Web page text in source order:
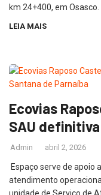
km 24+400, em
LEIA MAIS
Ecovias
SAU
Admin abril 2, 2026
Espaço serve de apoio
atendimento
unidade de Serviço de